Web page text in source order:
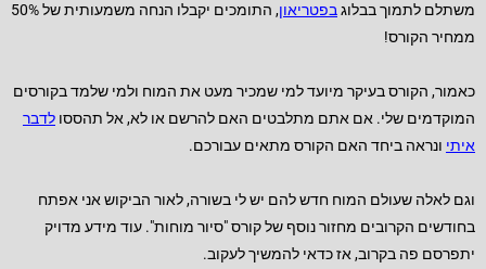
משתלם לתמוך בבלוגבפטריאון
, התומכים יקבלו הנחה משמעותית של 50%
ממחיר הקורס!
כאמור, הקורס בעיקר מיועד למי שמכיר מעט את המוח ולמי שלמד בקורסים
המוקדמים שלי. אם אתם מתלבטים האם להרשם או לא, אל תהססולדבר
איתי ונראה ביחד האם הקורס מתאים עבורכם.
וגם לאלה שעולם המוח חדש להם יש לי בשורה, לאור הביקוש אני אפתח
בחודשים הקרובים מחזור נוסף של קורס "סיור מוחות". עוד מידע מדויק
יתפרסם פה בקרוב, אז כדאי להמשיך לעקוב.